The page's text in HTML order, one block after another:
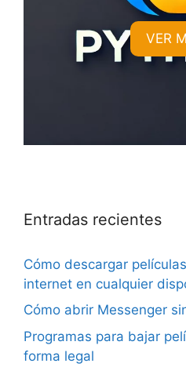
VER
Entradas recientes
Cómo descargar
internet en cualquier
Cómo abrir Messenger
Programas para bajar
forma legal